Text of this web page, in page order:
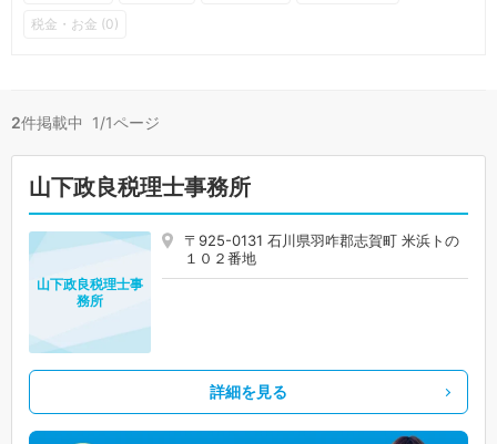
税金・お金 (0)
2件掲載中 1/1ページ
山下政良税理士事務所
〒925-0131 石川県羽咋郡志賀町 米浜トの
１０２番地
山下政良税理士事
務所
詳細を見る